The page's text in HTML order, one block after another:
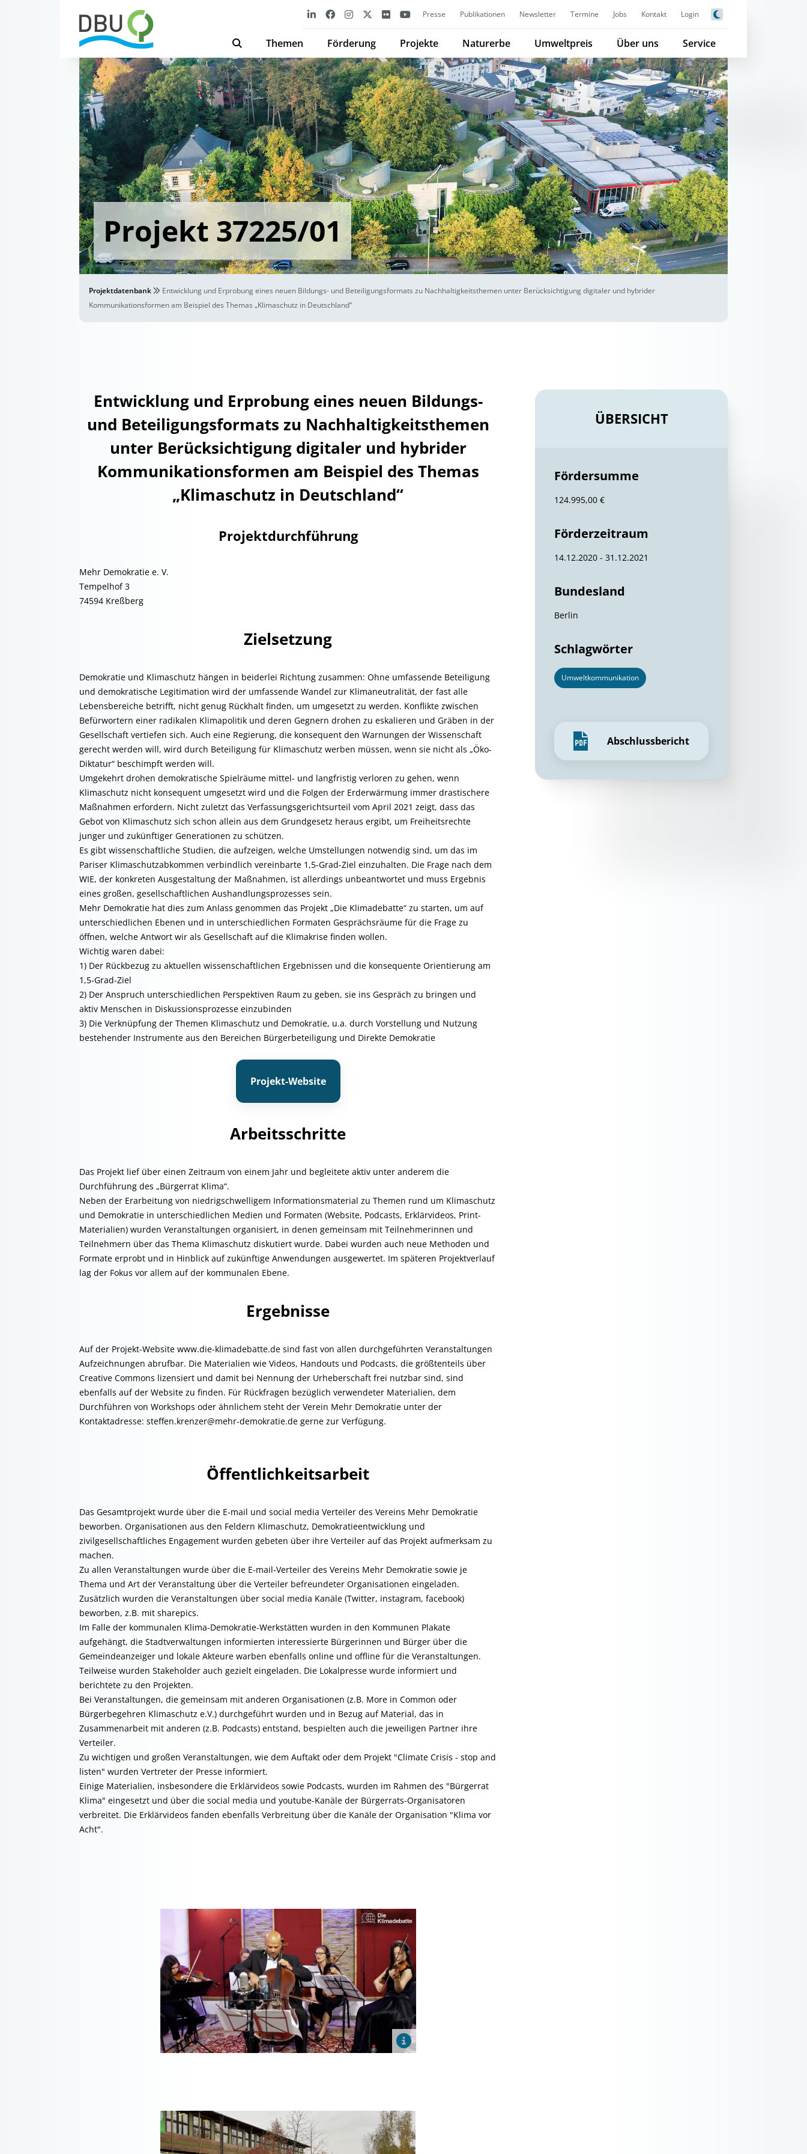
Presse Publikationen Newsletter Termine Jobs Kontakt Login
Themen Förderung Projekte Naturerbe Umweltpreis Über uns Service
Projekt 37225/01
Projektdatenbank
Entwicklung und Erprobung eines neuen Bildungs- und Beteiligungsformats zu Nachhaltigkeitsthemen unter Berücksichtigung digitaler und hybrider
Kommunikationsformen am Beispiel des Themas „Klimaschutz in Deutschland“
Entwicklung und Erprobung eines neuen Bildungs-
und Beteiligungsformats zu Nachhaltigkeitsthemen
unter Berücksichtigung digitaler und hybrider
Kommunikationsformen am Beispiel des Themas
„Klimaschutz in Deutschland“
Projektdurchführung
Mehr Demokratie e. V.
Tempelhof 3
74594 Kreßberg
Zielsetzung
Demokratie und Klimaschutz hängen in beiderlei Richtung zusammen: Ohne umfassende Beteiligung
und demokratische Legitimation wird der umfassende Wandel zur Klimaneutralität, der fast alle
Lebensbereiche betrifft, nicht genug Rückhalt finden, um umgesetzt zu werden. Konflikte zwischen
Befürwortern einer radikalen Klimapolitik und deren Gegnern drohen zu eskalieren und Gräben in der
Gesellschaft vertiefen sich. Auch eine Regierung, die konsequent den Warnungen der Wissenschaft
gerecht werden will, wird durch Beteiligung für Klimaschutz werben müssen, wenn sie nicht als „Öko-
Diktatur“ beschimpft werden will.
Umgekehrt drohen demokratische Spielräume mittel- und langfristig verloren zu gehen, wenn
Klimaschutz nicht konsequent umgesetzt wird und die Folgen der Erderwärmung immer drastischere
Maßnahmen erfordern. Nicht zuletzt das Verfassungsgerichtsurteil vom April 2021 zeigt, dass das
Gebot von Klimaschutz sich schon allein aus dem Grundgesetz heraus ergibt, um Freiheitsrechte
junger und zukünftiger Generationen zu schützen.
Es gibt wissenschaftliche Studien, die aufzeigen, welche Umstellungen notwendig sind, um das im
Pariser Klimaschutzabkommen verbindlich vereinbarte 1,5-Grad-Ziel einzuhalten. Die Frage nach dem
WIE, der konkreten Ausgestaltung der Maßnahmen, ist allerdings unbeantwortet und muss Ergebnis
eines großen, gesellschaftlichen Aushandlungsprozesses sein.
Mehr Demokratie hat dies zum Anlass genommen das Projekt „Die Klimadebatte“ zu starten, um auf
unterschiedlichen Ebenen und in unterschiedlichen Formaten Gesprächsräume für die Frage zu
öffnen, welche Antwort wir als Gesellschaft auf die Klimakrise finden wollen.
Wichtig waren dabei:
1) Der Rückbezug zu aktuellen wissenschaftlichen Ergebnissen und die konsequente Orientierung am
1,5-Grad-Ziel
2) Der Anspruch unterschiedlichen Perspektiven Raum zu geben, sie ins Gespräch zu bringen und
aktiv Menschen in Diskussionsprozesse einzubinden
3) Die Verknüpfung der Themen Klimaschutz und Demokratie, u.a. durch Vorstellung und Nutzung
bestehender Instrumente aus den Bereichen Bürgerbeteiligung und Direkte Demokratie
Projekt-Website
Arbeitsschritte
Das Projekt lief über einen Zeitraum von einem Jahr und begleitete aktiv unter anderem die
Durchführung des „Bürgerrat Klima“.
Neben der Erarbeitung von niedrigschwelligem Informationsmaterial zu Themen rund um Klimaschutz
und Demokratie in unterschiedlichen Medien und Formaten (Website, Podcasts, Erklärvideos, Print-
Materialien) wurden Veranstaltungen organisiert, in denen gemeinsam mit Teilnehmerinnen und
Teilnehmern über das Thema Klimaschutz diskutiert wurde. Dabei wurden auch neue Methoden und
Formate erprobt und in Hinblick auf zukünftige Anwendungen ausgewertet. Im späteren Projektverlauf
lag der Fokus vor allem auf der kommunalen Ebene.
Ergebnisse
Auf der Projekt-Website www.die-klimadebatte.de sind fast von allen durchgeführten Veranstaltungen
Aufzeichnungen abrufbar. Die Materialien wie Videos, Handouts und Podcasts, die größtenteils über
Creative Commons lizensiert und damit bei Nennung der Urheberschaft frei nutzbar sind, sind
ebenfalls auf der Website zu finden. Für Rückfragen bezüglich verwendeter Materialien, dem
Durchführen von Workshops oder ähnlichem steht der Verein Mehr Demokratie unter der
Kontaktadresse: steffen.krenzer@mehr-demokratie.de gerne zur Verfügung.
Öffentlichkeitsarbeit
Das Gesamtprojekt wurde über die E-mail und social media Verteiler des Vereins Mehr Demokratie
beworben. Organisationen aus den Feldern Klimaschutz, Demokratieentwicklung und
zivilgesellschaftliches Engagement wurden gebeten über ihre Verteiler auf das Projekt aufmerksam zu
machen.
Zu allen Veranstaltungen wurde über die E-mail-Verteiler des Vereins Mehr Demokratie sowie je
Thema und Art der Veranstaltung über die Verteiler befreundeter Organisationen eingeladen.
Zusätzlich wurden die Veranstaltungen über social media Kanäle (Twitter, instagram, facebook)
beworben, z.B. mit sharepics.
Im Falle der kommunalen Klima-Demokratie-Werkstätten wurden in den Kommunen Plakate
aufgehängt, die Stadtverwaltungen informierten interessierte Bürgerinnen und Bürger über die
Gemeindeanzeiger und lokale Akteure warben ebenfalls online und offline für die Veranstaltungen.
Teilweise wurden Stakeholder auch gezielt eingeladen. Die Lokalpresse wurde informiert und
berichtete zu den Projekten.
Bei Veranstaltungen, die gemeinsam mit anderen Organisationen (z.B. More in Common oder
Bürgerbegehren Klimaschutz e.V.) durchgeführt wurden und in Bezug auf Material, das in
Zusammenarbeit mit anderen (z.B. Podcasts) entstand, bespielten auch die jeweiligen Partner ihre
Verteiler.
Zu wichtigen und großen Veranstaltungen, wie dem Auftakt oder dem Projekt "Climate Crisis - stop and
listen" wurden Vertreter der Presse informiert.
Einige Materialien, insbesondere die Erklärvideos sowie Podcasts, wurden im Rahmen des "Bürgerrat
Klima" eingesetzt und über die social media und youtube-Kanäle der Bürgerrats-Organisatoren
verbreitet. Die Erklärvideos fanden ebenfalls Verbreitung über die Kanäle der Organisation "Klima vor
Acht".
ÜBERSICHT
Fördersumme
124.995,00 €
Förderzeitraum
14.12.2020 - 31.12.2021
Bundesland
Berlin
Schlagwörter
Umweltkommunikation
Abschlussbericht